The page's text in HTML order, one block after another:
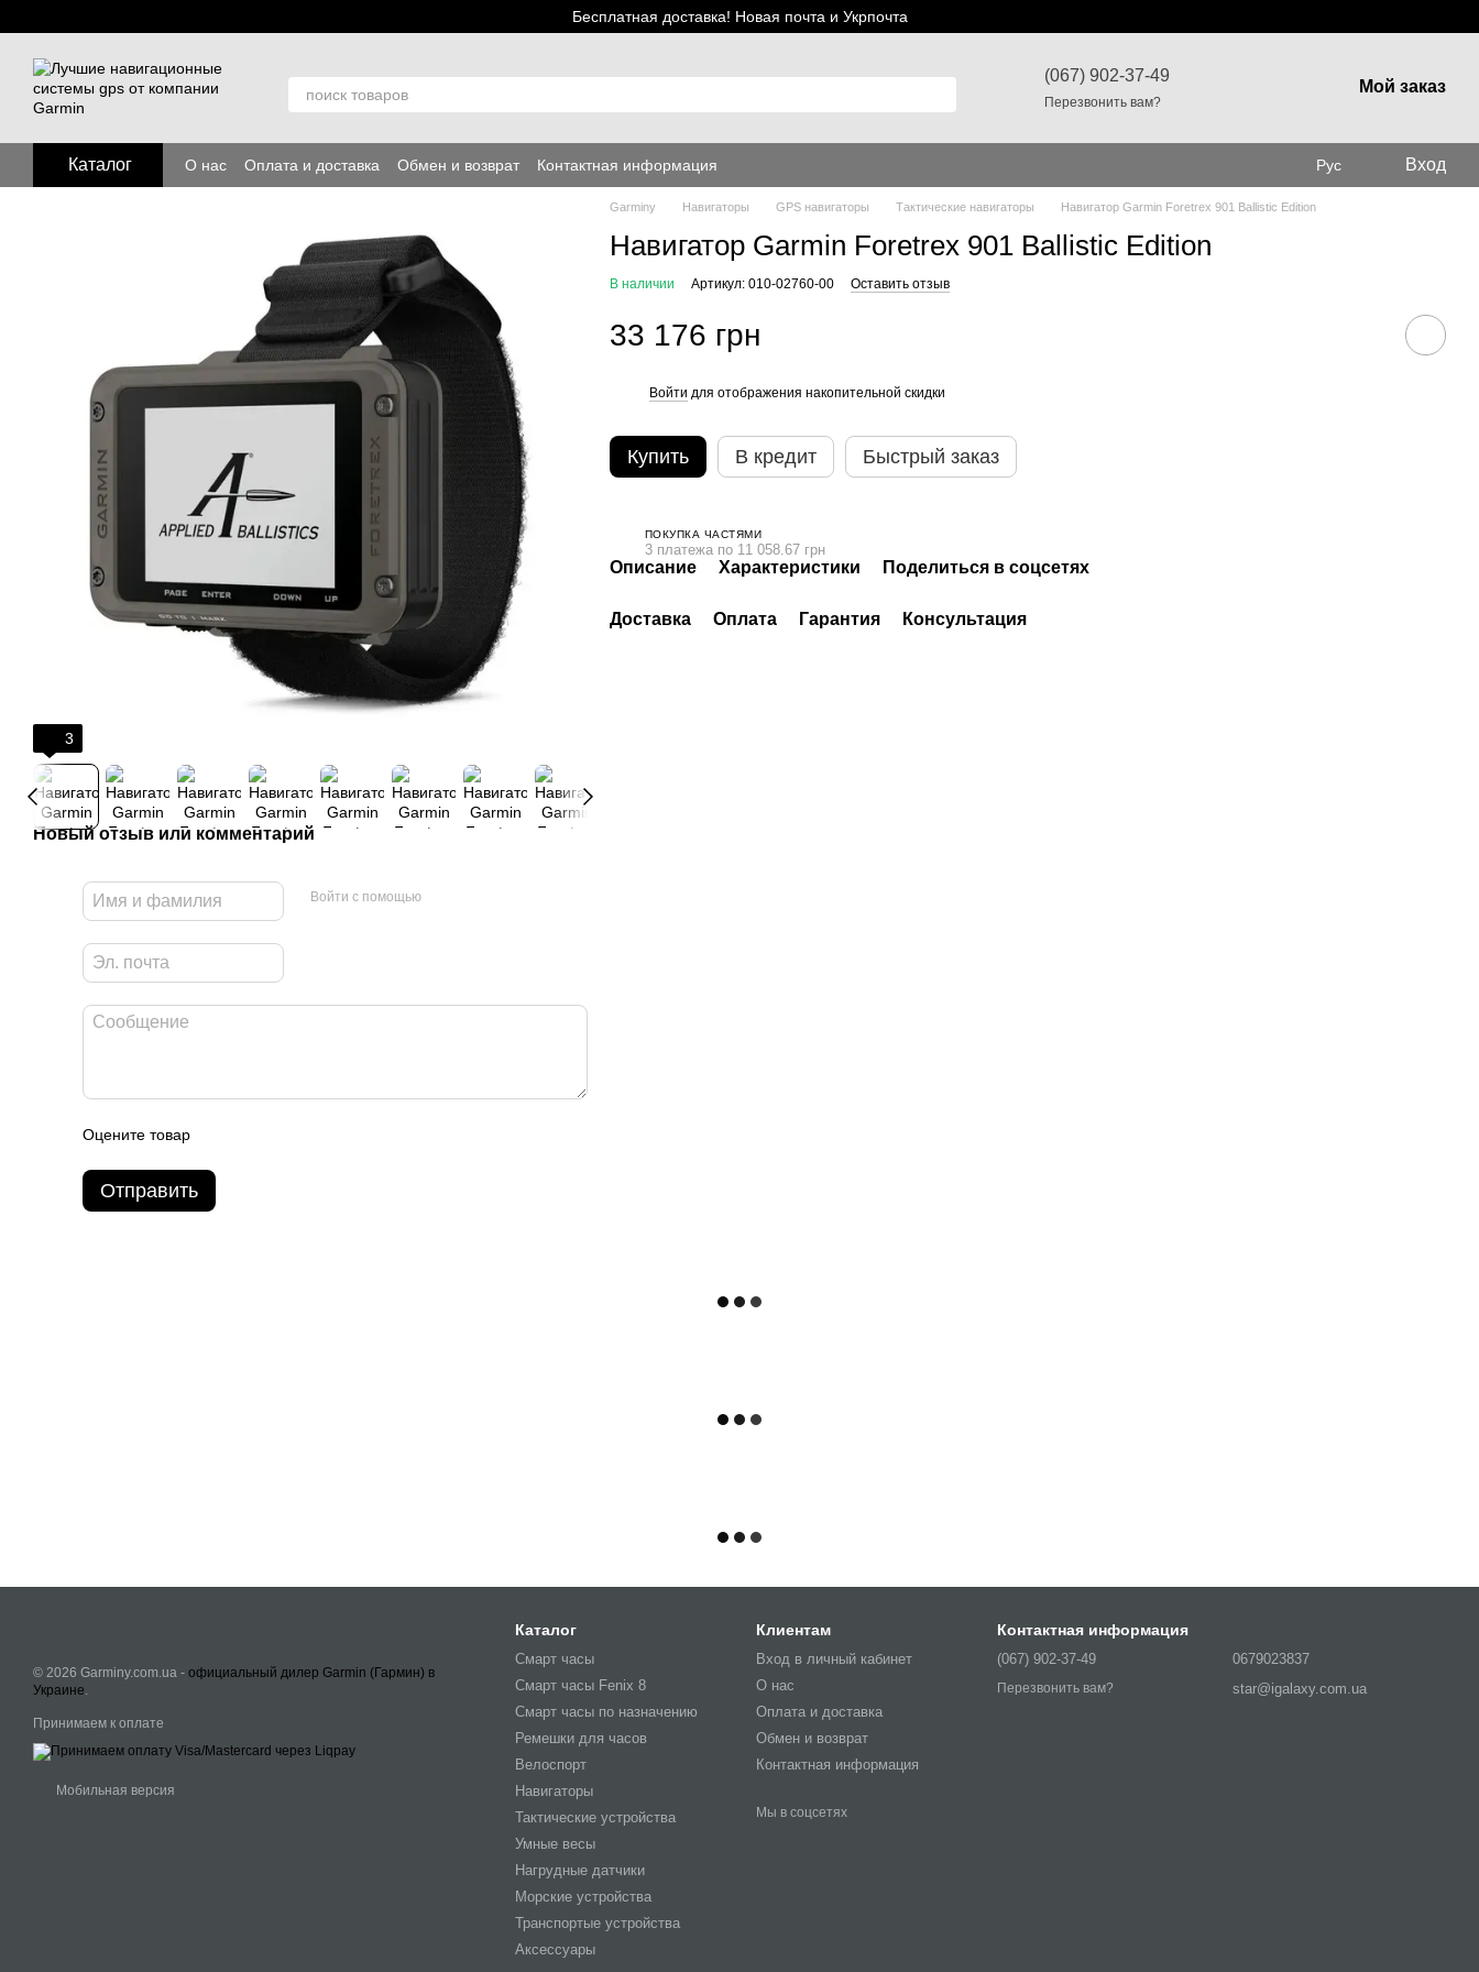
Бесплатная доставка! Новая почта и Укрпочта
(067) 902-37-49
Перезвонить вам?
Мой заказ
Каталог О нас Оплата и доставка Обмен и возврат Контактная информация Рус Вход
3
Новый отзыв или комментарий
Войти с помощью
Оцените товар
Отправить
Garminy Навигаторы GPS навигаторы Тактические навигаторы Навигатор Garmin Foretrex 901 Ballistic Edition
Навигатор Garmin Foretrex 901 Ballistic Edition
В наличии Артикул: 010-02760-00 Оставить отзыв
33 176 грн
Войти для отображения накопительной скидки
Купить В кредит Быстрый заказ
ПОКУПКА ЧАСТЯМИ
3 платежа по 11 058.67 грн
Описание Характеристики Поделиться в соцсетях
Доставка Оплата Гарантия Консультация
© 2026 Garminy.com.ua - официальный дилер Garmin (Гармин) в
Украине.
Принимаем к оплате
Мобильная версия
Каталог
Смарт часы
Смарт часы Fenix 8
Смарт часы по назначению
Ремешки для часов
Велоспорт
Навигаторы
Тактические устройства
Умные весы
Нагрудные датчики
Морские устройства
Транспортые устройства
Аксессуары
Клиентам
Вход в личный кабинет
О нас
Оплата и доставка
Обмен и возврат
Контактная информация
Мы в соцсетях
Контактная информация
(067) 902-37-49
Перезвонить вам?
0679023837
star@igalaxy.com.ua